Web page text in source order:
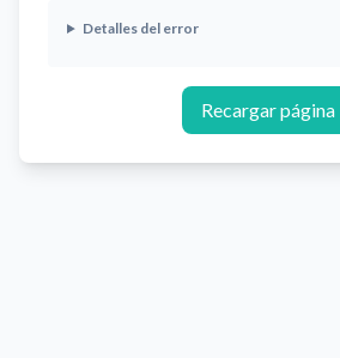
Detalles del error
Recargar página